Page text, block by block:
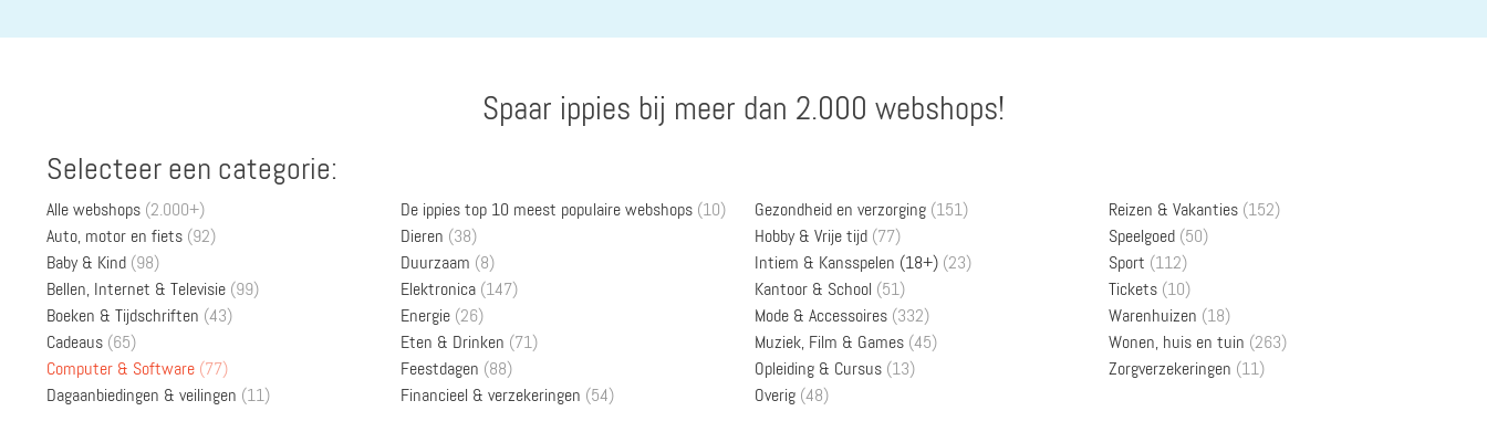
Spaar ippies bij meer dan 2.000 webshops!
Selecteer een categorie:
Alle webshops (2.000+)
Auto, motor en fiets (92)
Baby & Kind (98)
Bellen, Internet & Televisie (99)
Boeken & Tijdschriften (43)
Cadeaus (65)
Computer & Software (77)
Dagaanbiedingen & veilingen (11)
De ippies top 10 meest populaire webshops (10)
Dieren (38)
Duurzaam (8)
Elektronica (147)
Energie (26)
Eten & Drinken (71)
Feestdagen (88)
Financieel & verzekeringen (54)
Gezondheid en verzorging (151)
Hobby & Vrije tijd (77)
Intiem & Kansspelen (18+) (23)
Kantoor & School (51)
Mode & Accessoires (332)
Muziek, Film & Games (45)
Opleiding & Cursus (13)
Overig (48)
Reizen & Vakanties (152)
Speelgoed (50)
Sport (112)
Tickets (10)
Warenhuizen (18)
Wonen, huis en tuin (263)
Zorgverzekeringen (11)